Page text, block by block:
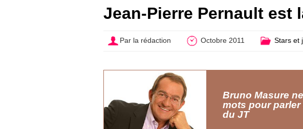
Jean-Pierre Pernault est
Par la rédaction Octobre 2011 Stars et
Bruno Masure
mots pour
du JT